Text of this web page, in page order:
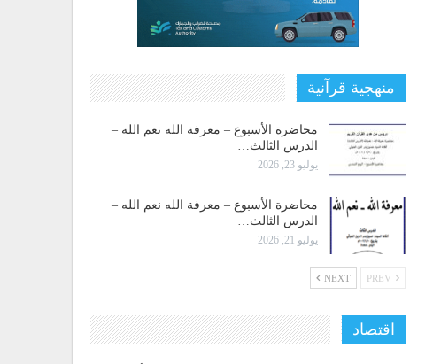
منهجية قرآنية
محاضرة الأسبوع – معرفة الله نعم الله –
الدرس الثالث…
يوليو 23, 2026
محاضرة الأسبوع – معرفة الله نعم الله –
الدرس الثالث…
يوليو 21, 2026
NEXT
اقتصاد